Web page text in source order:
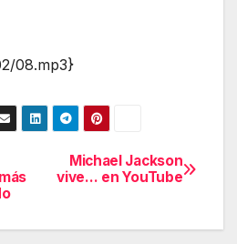
08.mp3}
Michael Jackson
vive… en YouTube